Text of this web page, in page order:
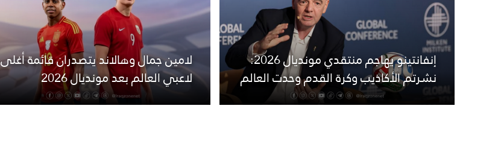
إنفانتينو يهاجم منتقدي مونديال 2026:
نشرتم الأكاذيب وكرة القدم وحدت العالم
لامين جمال وهالاند يتصدران قائمة أغلى
لاعبي العالم بعد مونديال 2026